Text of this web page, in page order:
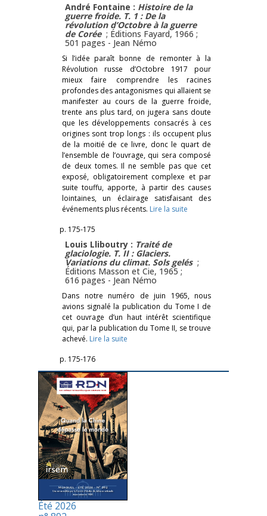
André Fontaine : Histoire de la
guerre froide. T. 1 : De la
révolution d’Octobre à la guerre
de Corée ; Éditions Fayard, 1966 ;
501 pages - Jean Némo
Si l’idée paraît bonne de remonter à la
Révolution russe d’Octobre 1917 pour
mieux faire comprendre les racines
profondes des antagonismes qui allaient se
manifester au cours de la guerre froide,
trente ans plus tard, on jugera sans doute
que les développements consacrés à ces
origines sont trop longs : ils occupent plus
de la moitié de ce livre, donc le quart de
l’ensemble de l’ouvrage, qui sera composé
de deux tomes. Il ne semble pas que cet
exposé, obligatoirement complexe et par
suite touffu, apporte, à partir des causes
lointaines, un éclairage satisfaisant des
événements plus récents. Lire la suite
p. 175-175
Louis Lliboutry : Traité de
glaciologie. T. II : Glaciers.
Variations du climat. Sols gelés ;
Éditions Masson et Cie, 1965 ;
616 pages - Jean Némo
Dans notre numéro de juin 1965, nous
avions signalé la publication du Tome I de
cet ouvrage d’un haut intérêt scientifique
qui, par la publication du Tome II, se trouve
achevé. Lire la suite
p. 175-176
Été 2026